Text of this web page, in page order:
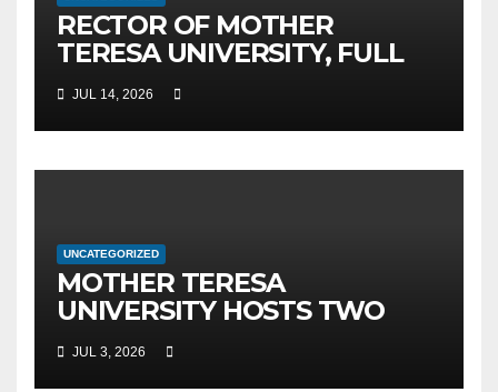
RECTOR OF MOTHER
TERESA UNIVERSITY, FULL
PROF. BEKIM FETAJI, PH.D.,
HOSTED AN OFFICIAL
MEETING WITH THE
GENERAL DIRECTOR OF JSC
JUL 14, 2026
UNCATEGORIZED
MOTHER TERESA
UNIVERSITY HOSTS TWO
MAJOR INTERNATIONAL
SCIENTIFIC EVENTS – MTU
JUL 3, 2026